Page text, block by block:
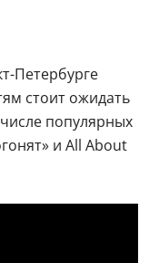
Петербурге
стоит ожидать
популярных
и All About